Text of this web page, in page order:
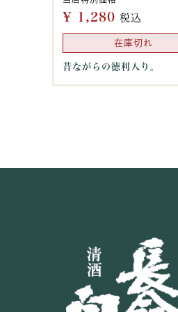
¥ 1,280 税込
在庫切れ
昔ながらの徳利入り。